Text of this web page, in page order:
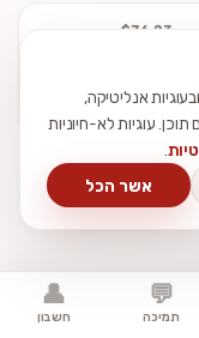
$76.23
לרכישה
אנליטיקה,
עוגיות לא-חיוניות
.
אשר הכל
💬
תמיכה
👤
חשבון